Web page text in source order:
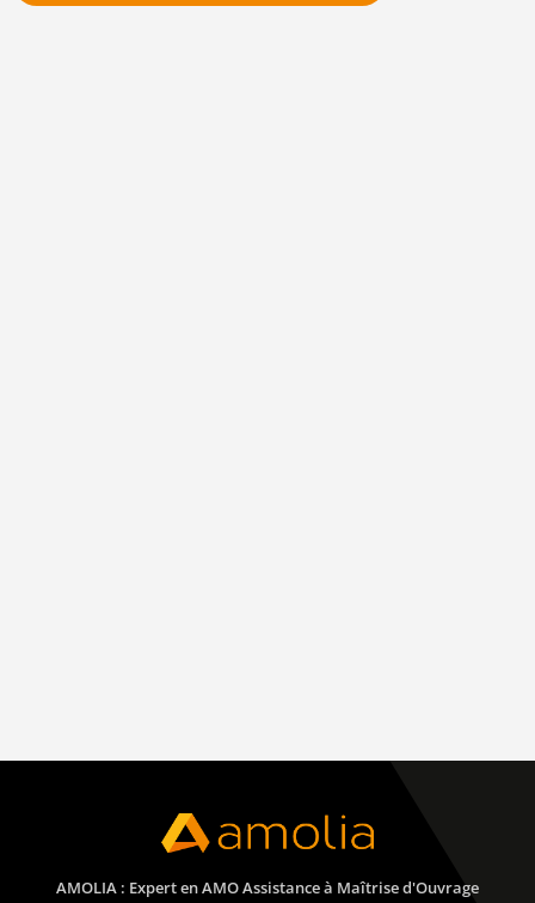
AMOLIA : Expert en AMO Assistance à Maîtrise d'Ouvrage